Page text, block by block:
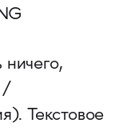
/
Текстовое